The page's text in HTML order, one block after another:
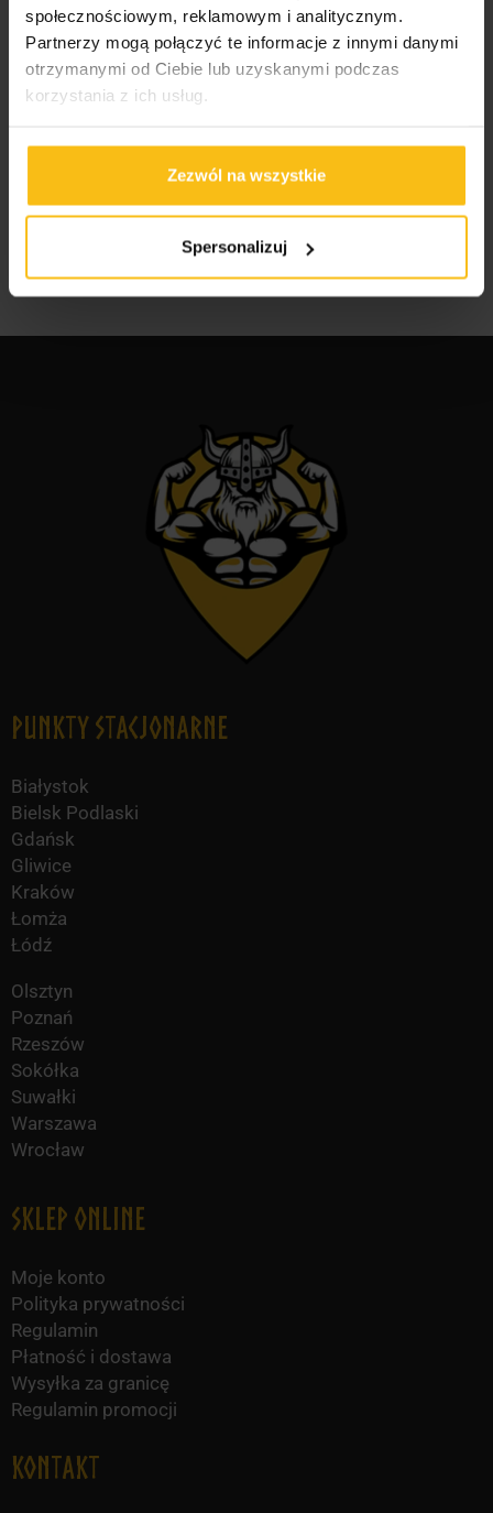
społecznościowym, reklamowym i analitycznym.
Partnerzy mogą połączyć te informacje z innymi danymi
otrzymanymi od Ciebie lub uzyskanymi podczas
korzystania z ich usług.
Zezwól na wszystkie
Spersonalizuj
STREFA WIEDZY
Odżywki, witaminy i minerały dla sportowców i
amatorów
Suplementy dla mężczyzn i kobiet
Jak wybrać odpowiednie odżywki dla
Punkty Stacjonarne
Białystok
Bielsk Podlaski
Gdańsk
Gliwice
Kraków
Łomża
Łódź
Olsztyn
Poznań
Rzeszów
Sokółka
Suwałki
Warszawa
Wrocław
Sklep online
Moje konto
Polityka prywatności
Regulamin
Płatność i dostawa
Wysyłka za granicę
Regulamin promocji
KONTAKT